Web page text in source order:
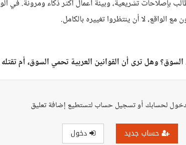
بإصلاحات تشريعية، وبيئة أعمال أكثر ذكاء ومرونة. في
مع الواقع، لا أن ينتظروا تغييره بالكامل.
وهل ترى أن القوانين العربية تحمي السوق، أم
لحسابك أو تسجيل حساب لتستطيع إضافة تعليق
حساب جديد دخول